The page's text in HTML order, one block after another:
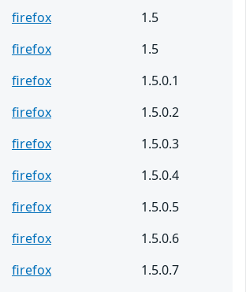
firefox
1.5
firefox
1.5
firefox
1.5.0.1
firefox
1.5.0.2
firefox
1.5.0.3
firefox
1.5.0.4
firefox
1.5.0.5
firefox
1.5.0.6
firefox
1.5.0.7